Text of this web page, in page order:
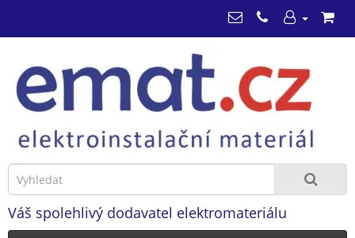
Váš spolehlivý dodavatel elektromateriálu